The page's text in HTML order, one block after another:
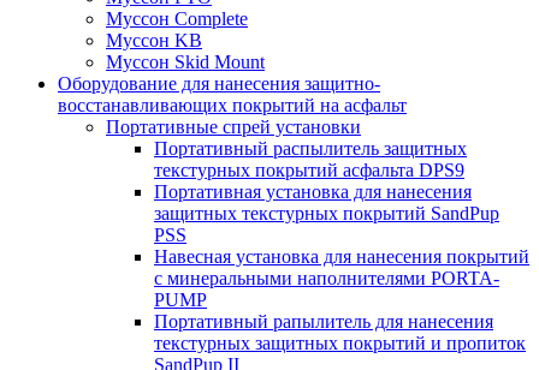
Муссон Complete
Муссон KB
Муссон Skid Mount
Оборудование для нанесения защитно-
восстанавливающих покрытий на асфальт
Портативные спрей установки
Портативный распылитель защитных
текстурных покрытий асфальта DPS9
Портативная установка для нанесения
защитных текстурных покрытий SandPup
PSS
Навесная установка для нанесения покрытий
с минеральными наполнителями PORTA-
PUMP
Портативный рапылитель для нанесения
текстурных защитных покрытий и пропиток
SandPup II